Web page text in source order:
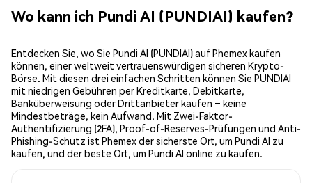
Wo kann ich Pundi AI (PUNDIAI) kaufen?
Entdecken Sie, wo Sie Pundi AI (PUNDIAI) auf Phemex kaufen
können, einer weltweit vertrauenswürdigen sicheren Krypto-
Börse. Mit diesen drei einfachen Schritten können Sie PUNDIAI
mit niedrigen Gebühren per Kreditkarte, Debitkarte,
Banküberweisung oder Drittanbieter kaufen – keine
Mindestbeträge, kein Aufwand. Mit Zwei-Faktor-
Authentifizierung (2FA), Proof-of-Reserves-Prüfungen und Anti-
Phishing-Schutz ist Phemex der sicherste Ort, um Pundi AI zu
kaufen, und der beste Ort, um Pundi AI online zu kaufen.